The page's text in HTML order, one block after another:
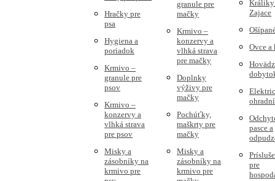
Hračky pre
psa
Hygiena a
poriadok
Krmivo –
granule pre
psov
Krmivo –
konzervy a
vlhká strava
pre psov
Misky a
zásobníky na
krmivo pre
granule pre
mačky
Krmivo –
konzervy a
vlhká strava
pre mačky
Doplnky
výživy pre
mačky
Pochúťky,
maškrty pre
mačky
Misky a
zásobníky na
krmivo pre
Zajace
Ovce a
pasce a
pre